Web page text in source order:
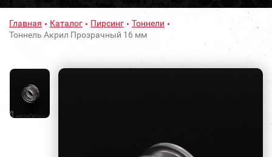
Главная Каталог Пирсинг
Тоннели
Тоннель Акрил Прозрачный 16 мм